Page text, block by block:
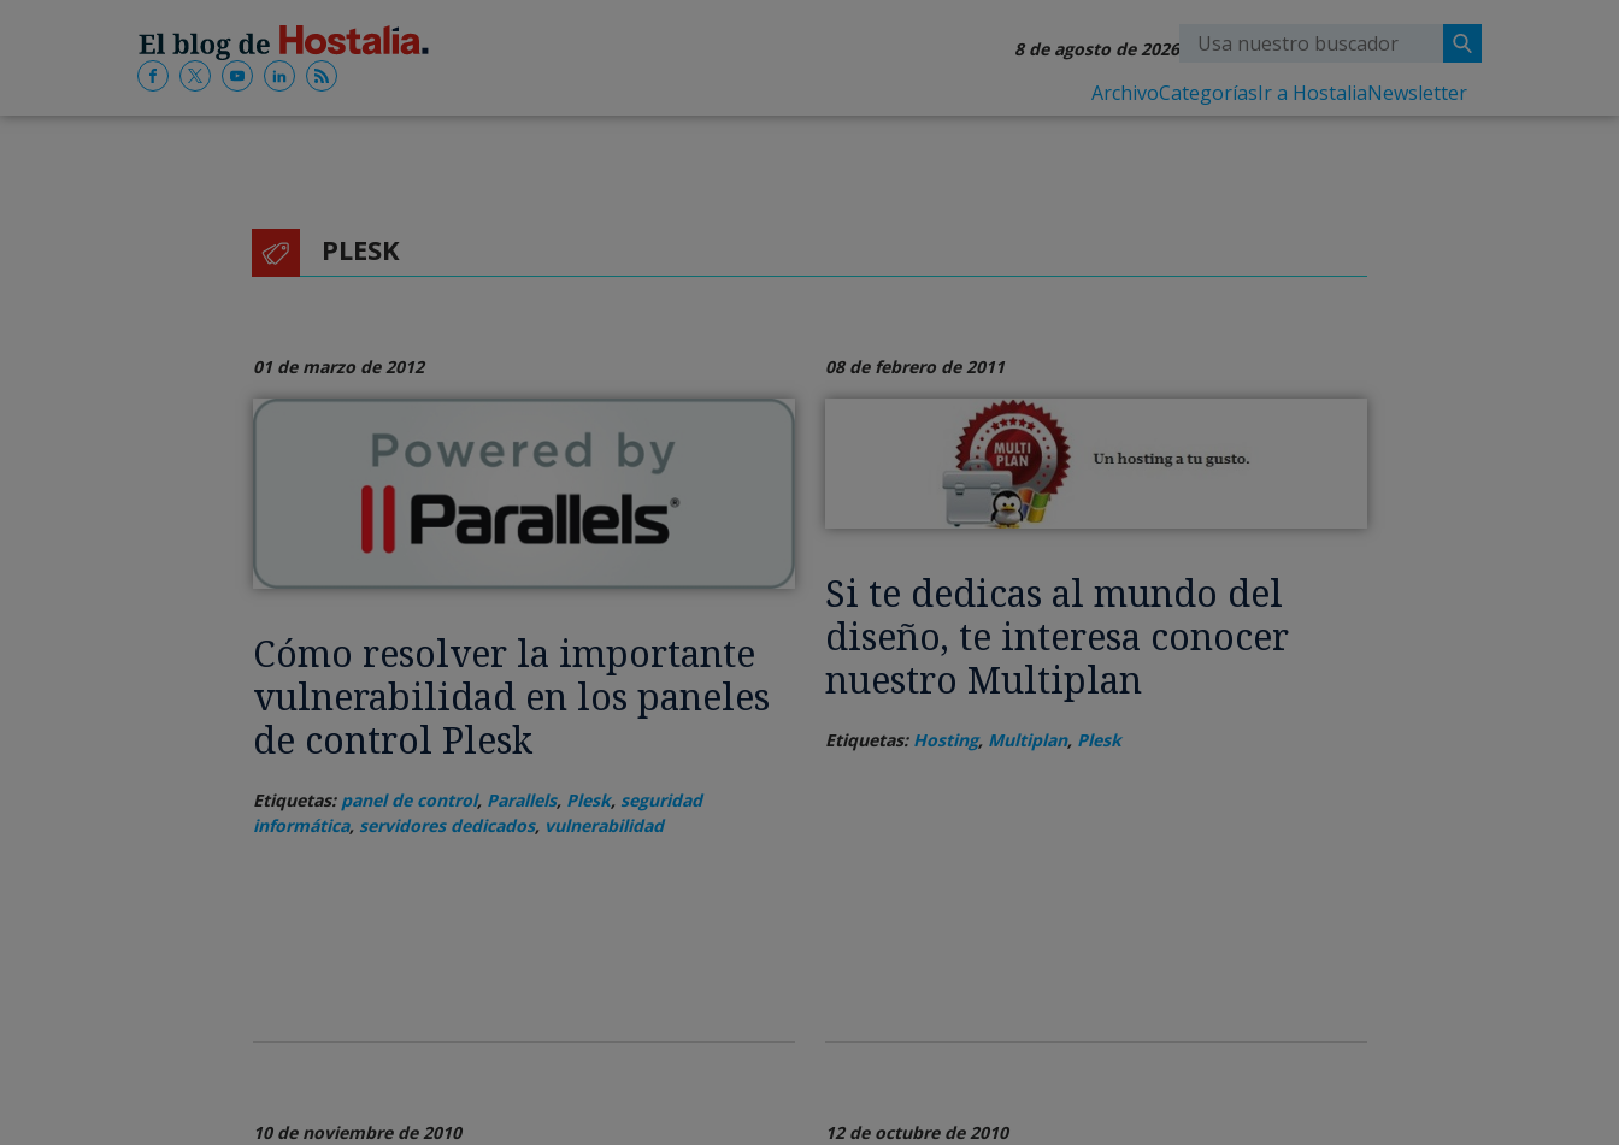
8 de agosto de 2026
ArchivoCategoríasIr a HostaliaNewsletter
PLESK
01 de marzo de 2012
Cómo resolver la importante
vulnerabilidad en los paneles
de control Plesk
Etiquetas: panel de control, Parallels, Plesk, seguridad
informática, servidores dedicados, vulnerabilidad
08 de febrero de 2011
Si te dedicas al mundo del
diseño, te interesa conocer
nuestro Multiplan
Etiquetas: Hosting, Multiplan, Plesk
10 de noviembre de 2010 12 de octubre de 2010